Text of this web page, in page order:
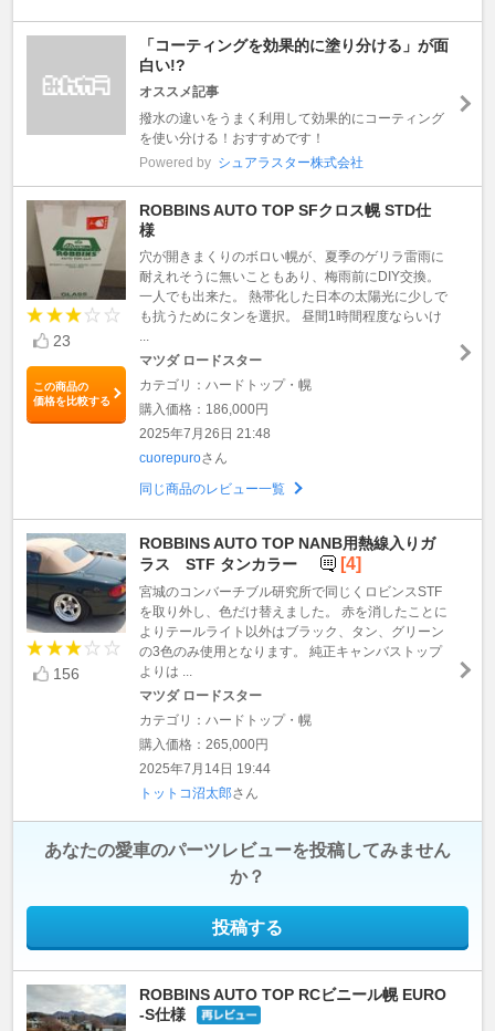
「コーティングを効果的に塗り分ける」が面
白い!?
オススメ記事
撥水の違いをうまく利用して効果的にコーティング
を使い分ける！おすすめです！
Powered by シュアラスター株式会社
23
この商品の
価格を比較する
ROBBINS AUTO TOP SFクロス幌 STD仕
様
穴が開きまくりのボロい幌が、夏季のゲリラ雷雨に
耐えれそうに無いこともあり、梅雨前にDIY交換。
一人でも出来た。 熱帯化した日本の太陽光に少しで
も抗うためにタンを選択。 昼間1時間程度ならいけ
マツダ ロードスター
カテゴリ：ハードトップ・幌
購入価格：186,000円
2025年7月26日 21:48
cuorepuroさん
同じ商品のレビュー一覧
156
ROBBINS AUTO TOP NANB用熱線入りガ
ラス STF タンカラー
[4]
宮城のコンバーチブル研究所で同じくロビンスSTF
を取り外し、色だけ替えました。 赤を消したことに
よりテールライト以外はブラック、タン、グリーン
の3色のみ使用となります。 純正キャンバストップ
よりは ...
マツダ ロードスター
カテゴリ：ハードトップ・幌
購入価格：265,000円
2025年7月14日 19:44
トットコ沼太郎さん
あなたの愛車のパーツレビューを投稿してみません
か？
投稿する
ROBBINS AUTO TOP RCビニール幌 EURO
-S仕様